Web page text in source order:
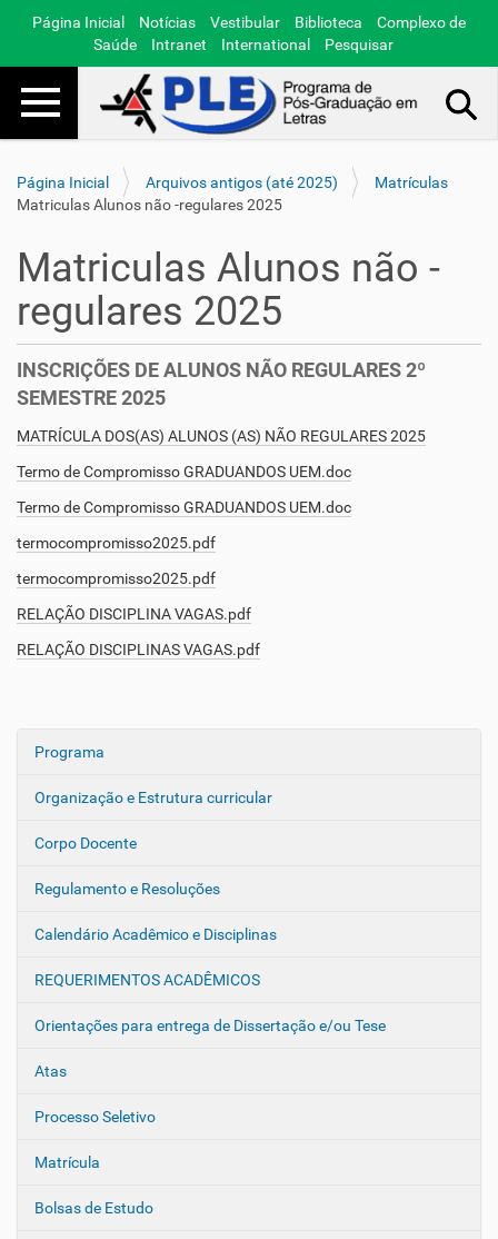
Página Inicial Notícias Vestibular Biblioteca
Complexo de
Saúde
Intranet International Pesquisar
Toggle navigation
Página Inicial
Arquivos antigos (até 2025)
Matrículas
Matriculas Alunos não -regulares 2025
N
e
a
ç
o
Programa
Organização e Estrutura curricular
Corpo Docente
Regulamento e Resoluções
Calendário Acadêmico e Disciplinas
REQUERIMENTOS ACADÊMICOS
Orientações para entrega de Dissertação e/ou Tese
Atas
Processo Seletivo
Matrícula
Bolsas de Estudo
Matriculas Alunos não -
regulares 2025
INSCRIÇÕES DE ALUNOS NÃO REGULARES 2º
SEMESTRE 2025
MATRÍCULA DOS(AS) ALUNOS (AS) NÃO REGULARES 2025
Termo de Compromisso GRADUANDOS UEM.doc
Termo de Compromisso GRADUANDOS UEM.doc
termocompromisso2025.pdf
termocompromisso2025.pdf
RELAÇÃO DISCIPLINA VAGAS.pdf
RELAÇÃO DISCIPLINAS VAGAS.pdf